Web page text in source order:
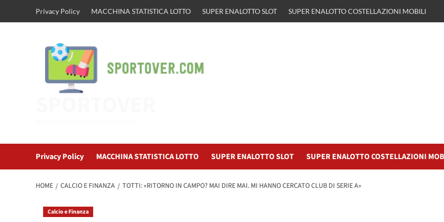
Privacy Policy MACCHINA STATISTICA LOTTO SUPER ENALOTTO SLOT SUPER ENALOTTO COSTELLAZIONI MOBILI
Privacy Policy MACCHINA STATISTICA LOTTO SUPER ENALOTTO SLOT SUPER ENALOTTO COSTELLAZIONI
HOME CALCIO E FINANZA TOTTI: «RITORNO IN CAMPO? MAI DIRE MAI. MI HANNO CERCATO CLUB DI SERIE A»
Calcio e Finanza